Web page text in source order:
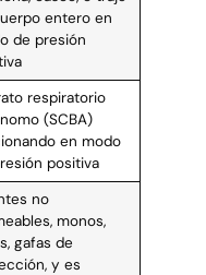
entero en
de presión
respiratorio
(SCBA)
en modo
positiva
no
monos,
gafas de
y es